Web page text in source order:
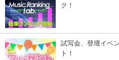
ク！
試写会、登壇イベ
ト！